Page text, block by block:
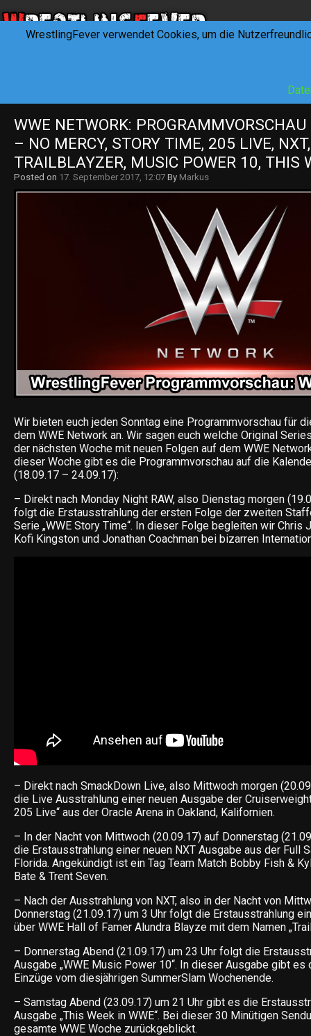
WWE NETWORK:
– NO MERCY, STORY TIME, 205 LIVE, NXT,
TRAILBLAYZER, MUSIC POWER 10, THIS
Posted on 17. September 2017, 12:07 By Markus
Wir bieten euch jeden Sonntag eine Programmvorschau für
dem WWE Network an. Wir sagen euch welche Original
der nächsten Woche mit neuen Folgen auf dem WWE
dieser Woche gibt es die Programmvorschau auf die
(18.09.17 – 24.09.17):
– Direkt nach Monday Night RAW, also Dienstag morgen
folgt die Erstausstrahlung der ersten Folge der zweiten
Serie „WWE Story Time“. In dieser Folge begleiten wir Chris
Kofi Kingston und Jonathan Coachman bei bizarren
– Direkt nach SmackDown Live, also Mittwoch morgen
die Live Ausstrahlung einer neuen Ausgabe der
205 Live“ aus der Oracle Arena in Oakland, Kalifornien.
– In der Nacht von Mittwoch (20.09.17) auf Donnerstag
die Erstausstrahlung einer neuen NXT Ausgabe aus der Full
Florida. Angekündigt ist ein Tag Team Match Bobby Fish &
Bate & Trent Seven.
– Nach der Ausstrahlung von NXT, also in der Nacht von
Donnerstag (21.09.17) um 3 Uhr folgt die Erstausstrahlung
über WWE Hall of Famer Alundra Blayze mit dem Namen
– Donnerstag Abend (21.09.17) um 23 Uhr folgt die
Ausgabe „WWE Music Power 10“. In dieser Ausgabe gibt
Einzüge vom diesjährigen SummerSlam Wochenende.
– Samstag Abend (23.09.17) um 21 Uhr gibt es die
Ausgabe „This Week in WWE“. Bei dieser 30 Minütigen
gesamte WWE Woche zurückgeblickt.
WrestlingFever verwendet Cookies, um die